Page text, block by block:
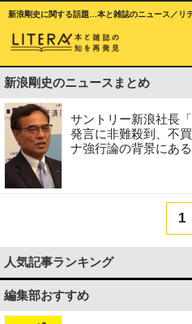
新浪剛史に関する話題…本と雑誌のニュース／リ
新浪剛史のニュースまとめ
サントリー新浪社長
発言に非難殺到、不
ナ強行論の背景にある
1
人気記事ランキング
編集部おすすめ